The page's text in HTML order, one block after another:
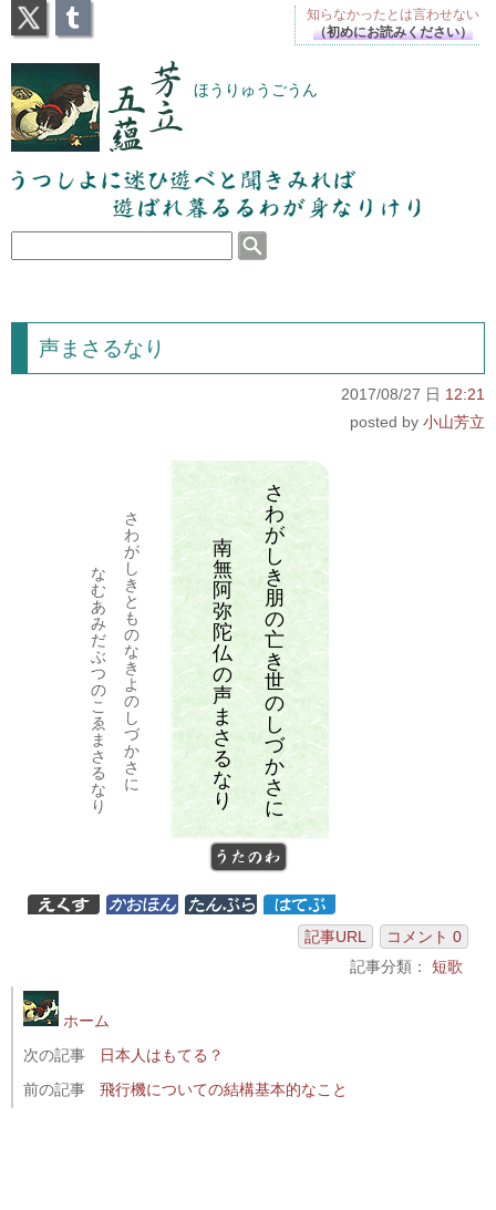
芳立五蘊 ほうりゅうごうん
うつしよに迷ひ遊べと聞きみれば遊ばれ暮るるわが
身なりけり
声まさるなり
2017/08/27 日 12:21
小山芳立
さ
わ
が
し
き
朋
の
亡
き
世
の
し
づ
か
さ
に
南
無
阿
弥
陀
仏
の
声
ま
さ
る
な
り
さ
わ
が
し
き
と
も
の
な
き
よ
の
し
づ
か
さ
に
な
む
あ
み
だ
ぶ
つ
の
こ
ゑ
ま
さ
る
な
り
うたのわ
記事URL
コメント 0
記事分類： 短歌
ホーム
次の記事
日本人はもてる？
前の記事
飛行機についての結構基本的なこと
知らなかったとは言わせない
（初めにお読みください）
X Tumblr